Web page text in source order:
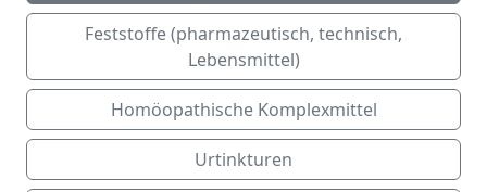
Feststoffe (pharmazeutisch, technisch,
Lebensmittel)
Homöopathische Komplexmittel
Urtinkturen